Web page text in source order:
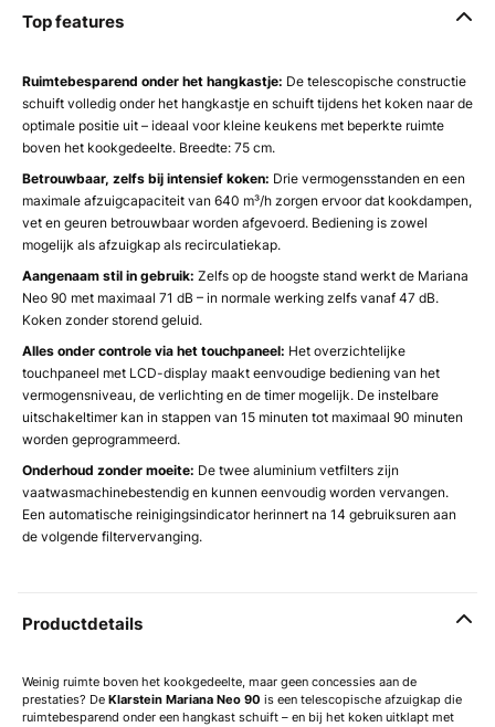
Top features
Ruimtebesparend onder het hangkastje: De telescopische constructie
schuift volledig onder het hangkastje en schuift tijdens het koken naar de
optimale positie uit – ideaal voor kleine keukens met beperkte ruimte
boven het kookgedeelte. Breedte: 75 cm.
Betrouwbaar, zelfs bij intensief koken: Drie vermogensstanden en een
maximale afzuigcapaciteit van 640 m³/h zorgen ervoor dat kookdampen,
vet en geuren betrouwbaar worden afgevoerd. Bediening is zowel
mogelijk als afzuigkap als recirculatiekap.
Aangenaam stil in gebruik: Zelfs op de hoogste stand werkt de Mariana
Neo 90 met maximaal 71 dB – in normale werking zelfs vanaf 47 dB.
Koken zonder storend geluid.
Alles onder controle via het touchpaneel: Het overzichtelijke
touchpaneel met LCD-display maakt eenvoudige bediening van het
vermogensniveau, de verlichting en de timer mogelijk. De instelbare
uitschakeltimer kan in stappen van 15 minuten tot maximaal 90 minuten
worden geprogrammeerd.
Onderhoud zonder moeite: De twee aluminium vetfilters zijn
vaatwasmachinebestendig en kunnen eenvoudig worden vervangen.
Een automatische reinigingsindicator herinnert na 14 gebruiksuren aan
de volgende filtervervanging.
Productdetails
Weinig ruimte boven het kookgedeelte, maar geen concessies aan de
prestaties? De Klarstein Mariana Neo 90 is een telescopische afzuigkap die
ruimtebesparend onder een hangkast schuift – en bij het koken uitklapt met